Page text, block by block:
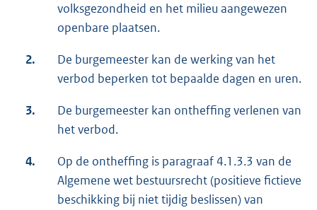
volksgezondheid en het milieu aangewezen
openbare plaatsen.
2.
De burgemeester kan de werking van het
verbod beperken tot bepaalde dagen en uren.
3.
De burgemeester kan ontheffing verlenen van
het verbod.
4.
Op de ontheffing is paragraaf 4.1.3.3 van de
Algemene wet bestuursrecht (positieve fictieve
beschikking bij niet tijdig beslissen) van